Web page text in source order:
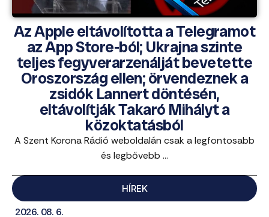
Az Apple eltávolította a Telegramot
az App Store-ból; Ukrajna szinte
teljes fegyverarzenálját bevetette
Oroszország ellen; örvendeznek a
zsidók Lannert döntésén,
eltávolítják Takaró Mihályt a
közoktatásból
A Szent Korona Rádió weboldalán csak a legfontosabb
és legbővebb ...
HÍREK
2026. 08. 6.